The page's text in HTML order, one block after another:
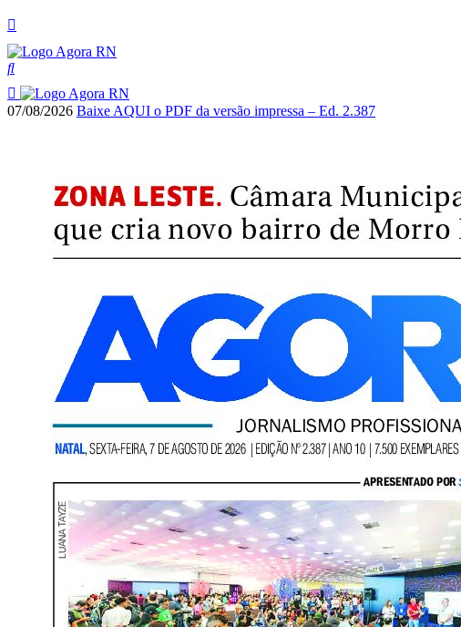
07/08/2026 Baixe AQUI o PDF da versão impressa – Ed. 2.387